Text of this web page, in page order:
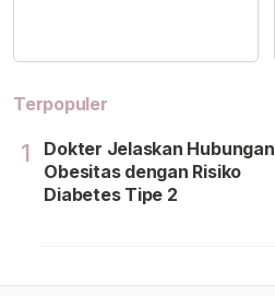
Terpopuler
1
Dokter Jelaskan Hubungan
Obesitas dengan Risiko
Diabetes Tipe 2